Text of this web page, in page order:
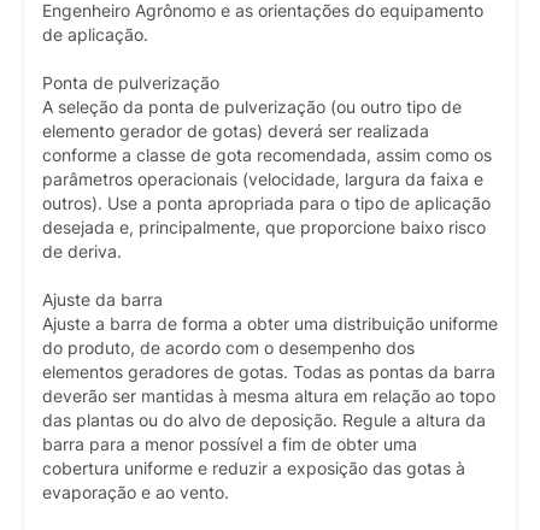
Engenheiro Agrônomo e as orientações do equipamento
de aplicação.
Ponta de pulverização
A seleção da ponta de pulverização (ou outro tipo de
elemento gerador de gotas) deverá ser realizada
conforme a classe de gota recomendada, assim como os
parâmetros operacionais (velocidade, largura da faixa e
outros). Use a ponta apropriada para o tipo de aplicação
desejada e, principalmente, que proporcione baixo risco
de deriva.
Ajuste da barra
Ajuste a barra de forma a obter uma distribuição uniforme
do produto, de acordo com o desempenho dos
elementos geradores de gotas. Todas as pontas da barra
deverão ser mantidas à mesma altura em relação ao topo
das plantas ou do alvo de deposição. Regule a altura da
barra para a menor possível a fim de obter uma
cobertura uniforme e reduzir a exposição das gotas à
evaporação e ao vento.